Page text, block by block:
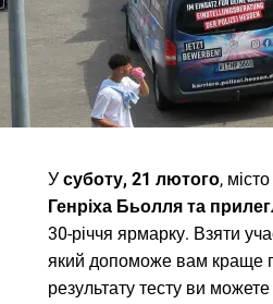
У суботу, 21 лютого,
Генріха Бьолля та
30-річчя ярмарку. Взяти
який допоможе вам краще
результату тесту ви